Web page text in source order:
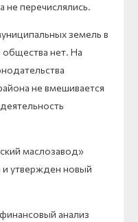
не перечислялись.
земель в
общества нет. На
не вмешивается
маслозавод»
и утвержден новый
анализ